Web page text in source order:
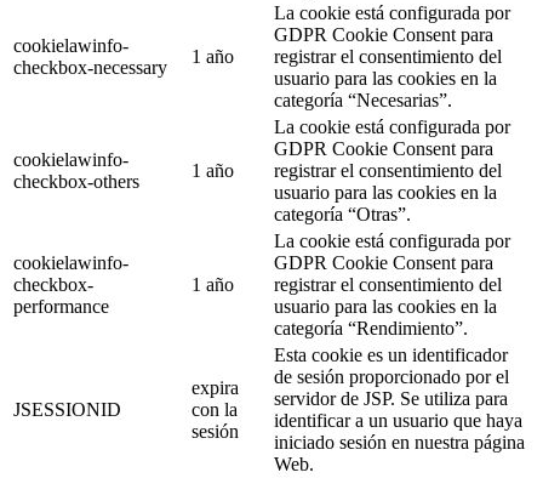
cookielawinfo-
checkbox-necessary
1 año
La cookie está configurada por
GDPR Cookie Consent para
registrar el consentimiento del
usuario para las cookies en la
categoría “Necesarias”.
cookielawinfo-
checkbox-others
1 año
La cookie está configurada por
GDPR Cookie Consent para
registrar el consentimiento del
usuario para las cookies en la
categoría “Otras”.
cookielawinfo-
checkbox-
performance
1 año
La cookie está configurada por
GDPR Cookie Consent para
registrar el consentimiento del
usuario para las cookies en la
categoría “Rendimiento”.
JSESSIONID
expira
con la
sesión
Esta cookie es un identificador
de sesión proporcionado por el
servidor de JSP. Se utiliza para
identificar a un usuario que haya
iniciado sesión en nuestra página
Web.